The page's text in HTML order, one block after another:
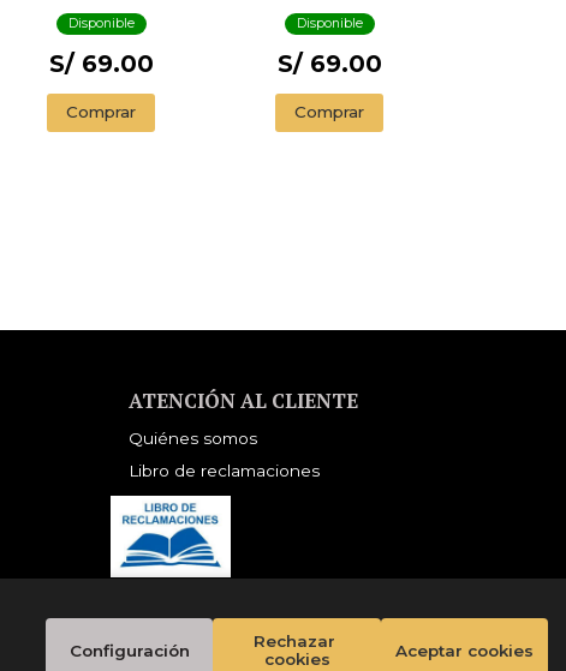
(EDICIÓN
ESPECIAL
LIMITADA CON
CANTOS
PINTADOS) / 1984
(EDITION
Disponible
S/ 69.00
Comprar
Disponible
S/ 69.00
Comprar
ATENCIÓN AL CLIENTE
Quiénes somos
Libro de reclamaciones
Configuración
Rechazar
cookies
Aceptar cookies